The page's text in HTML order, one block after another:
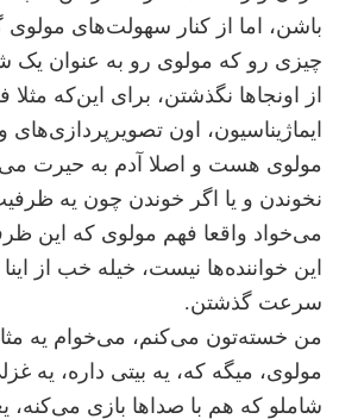
باشن، اما از کنار سهولت‌های
چیزی رو که مولوی رو به عنوان یک
از اونجاها نگذشتن، برای این‌که
ایماژیناسیون، اون
مولوی هست و اصلا آدم به حیرت
نخوندن و یا اگر خوندن چون یه
می‌خواد واقعا فهم مولوی که این
این خواننده‌ها نیست، خیله خب از اینا
سرعت گذشتن.
من خسته‌تون می‌کنم، می‌خوام یه
مولوی، میگه که، یه بیتی داره، یه
شاملو که هم با صداها بازی می‌کنه،